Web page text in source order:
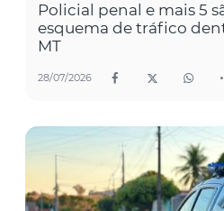
Policial penal e mais 5
esquema de tráfico
MT
28/07/2026